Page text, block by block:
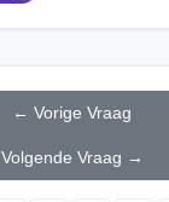
← Vorige Vraag
Volgende Vraag →